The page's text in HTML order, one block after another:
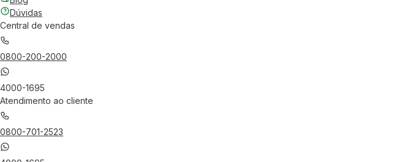
Dúvidas
Central de vendas
0800-200-2000
4000-1695
Atendimento ao cliente
0800-701-2523